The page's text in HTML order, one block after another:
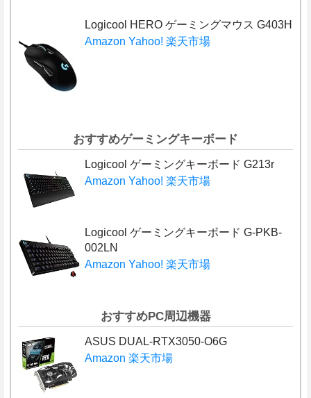
Logicool HERO ゲーミングマウス G403H
Amazon Yahoo! 楽天市場
おすすめゲーミングキーボード
Logicool ゲーミングキーボード G213r
Amazon Yahoo! 楽天市場
Logicool ゲーミングキーボード G-PKB-
002LN
Amazon Yahoo! 楽天市場
おすすめPC周辺機器
ASUS DUAL-RTX3050-O6G
Amazon 楽天市場